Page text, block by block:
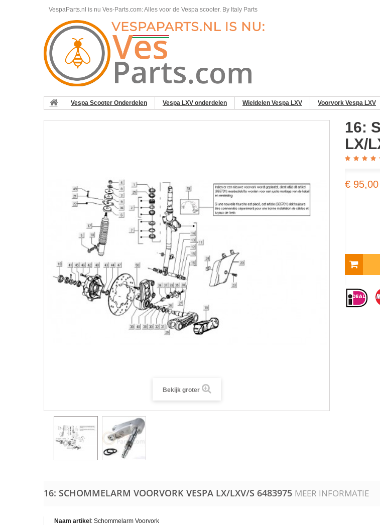
VespaParts.nl is nu Ves-Parts.com: Alles voor de Vespa scooter. By Italy Parts
Vespa Scooter Onderdelen Vespa LXV onderdelen Wieldelen Vespa LXV Voorvork Vespa LXV
Bekijk groter
16:
LX/
€ 95,00
16: SCHOMMELARM VOORVORK VESPA LX/LXV/S 6483975 MEER INFORMATIE
Naam artikel : Schommelarm Voorvork